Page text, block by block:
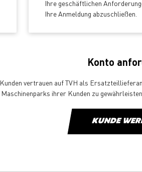
Ihre geschäftlichen
Ihre Anmeldung abzuschließen.
Konto
vertrauen auf TVH als
Maschinenparks ihrer Kunden zu
KUNDE